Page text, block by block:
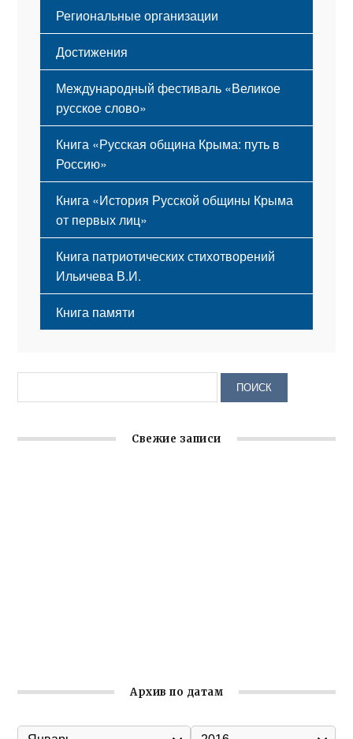
Региональные организации
Достижения
Международный фестиваль «Великое
русское слово»
Книга «Русская община Крыма: путь в
Россию»
Книга «История Русской общины Крыма
от первых лиц»
Книга патриотических стихотворений
Ильичева В.И.
Книга памяти
Свежие записи
Архив по датам